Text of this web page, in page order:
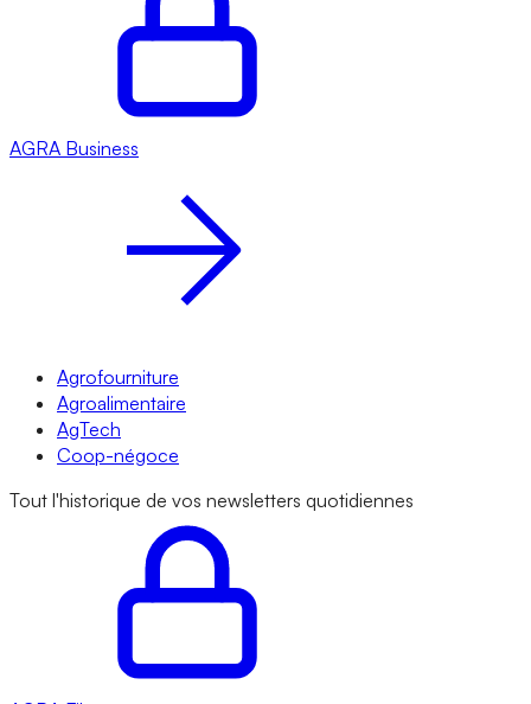
AGRA Business
Agrofourniture
Agroalimentaire
AgTech
Coop-négoce
Tout l'historique de vos newsletters quotidiennes